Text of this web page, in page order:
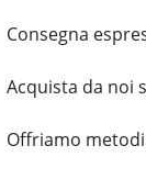
Consegna
Acquista da noi
Offriamo